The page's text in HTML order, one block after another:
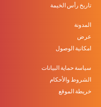
تاريخ رأس الخيمة
المدونة
عرض
امكانية الوصول
سياسة حماية البيانات
الشروط والأحكام
خريطة الموقع